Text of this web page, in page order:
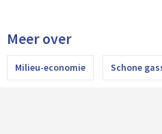
Meer over
Milieu-economie Schone